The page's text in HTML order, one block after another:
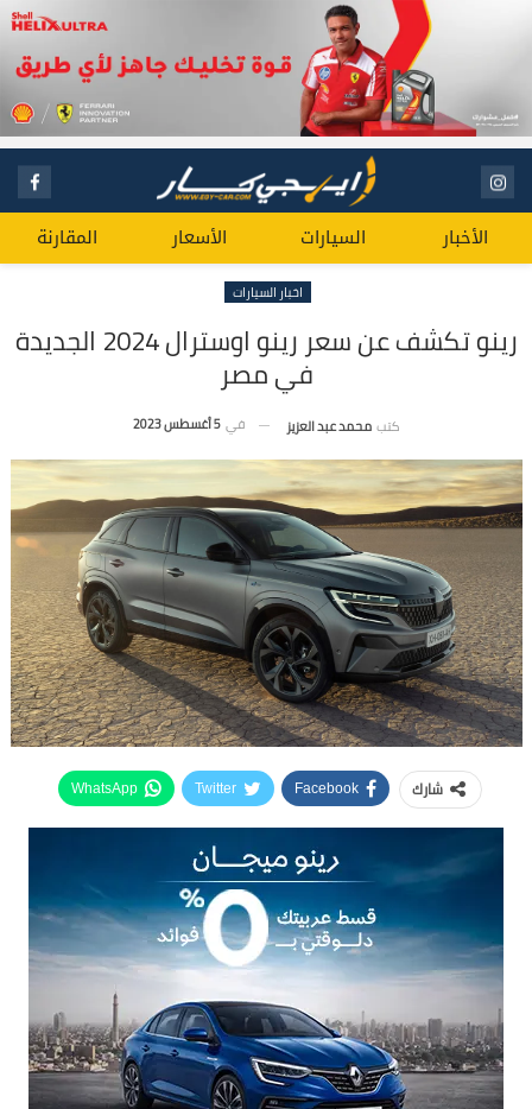
الأخبار السيارات الأسعار المقارنة
اخبار السيارات
رينو تكشف عن سعر رينو اوسترال 2024 الجديدة
في مصر
كتب محمد عبد العزيز في 5 أغسطس 2023
شارك Facebook
Twitter
WhatsApp